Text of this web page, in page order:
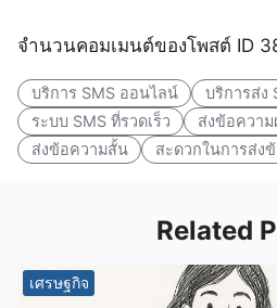
จำนวนคอมเมนต์ของโพสต์ ID
บริการ SMS ออนไลน์
บริการส่ง
ระบบ SMS ที่รวดเร็ว
ส่งข้อควา
ส่งข้อความสั้น
สะดวกในการส่ง
Related
เศรษฐกิจ